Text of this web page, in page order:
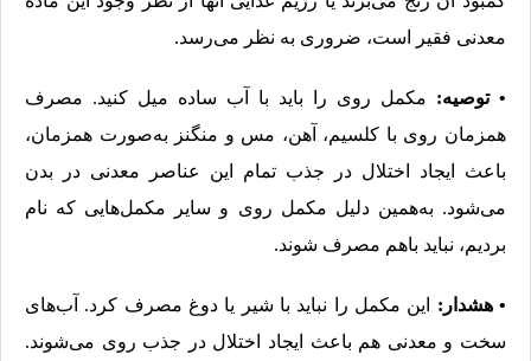
معدنی فقیر است، ضروری به نظر می‌رسد.
• توصیه: مکمل روی را باید با آب ساده میل کنید. مصرف
همزمان روی با کلسیم، آهن، مس و منگنز به‌صورت همزمان،
باعث ایجاد اختلال در جذب تمام این عناصر معدنی در بدن
می‌شود. به‌همین دلیل مکمل روی و سایر مکمل‌هایی که نام
بردیم، نباید باهم مصرف شوند.
• هشدار: این مکمل را نباید با شیر یا دوغ مصرف کرد. آب‌های
سخت و معدنی هم باعث ایجاد اختلال در جذب روی می‌شوند.